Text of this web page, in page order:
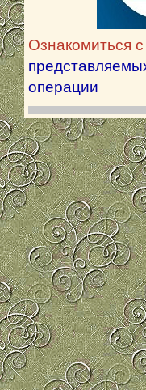
Ознакомиться
операции